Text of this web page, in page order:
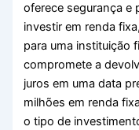
oferece segurança e
investir em renda
para uma instituição
compromete a
juros em uma data
milhões em renda
o tipo de